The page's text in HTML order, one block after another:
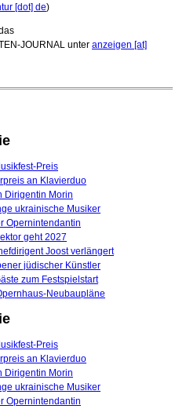
[dot] de)
JOURNAL unter anzeigen [at]
Preis
an Klavierduo
Dirigentin Morin
ukrainische Musiker
Opernintendantin
geht 2027
Joost verlängert
jüdischer Künstler
zum Festspielstart
Neubaupläne
Preis
an Klavierduo
Dirigentin Morin
ukrainische Musiker
Opernintendantin